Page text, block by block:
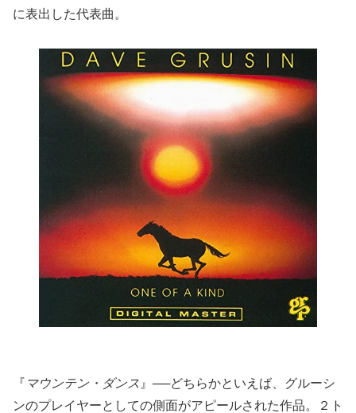
に表出した代表曲。
『 マウンテン・ダンス 』──どちらかといえば、グルーシ
ンのプレイヤーとしての側面がアピールされた作品。２ト